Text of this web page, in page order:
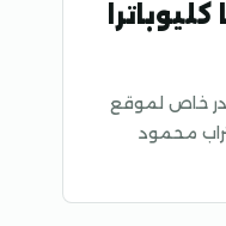
خاص لموقع
محمود